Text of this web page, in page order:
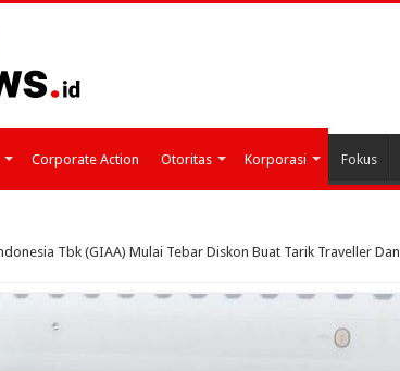
Corporate Action Otoritas Korporasi Fokus
Tbk (GIAA) Mulai Tebar Diskon Buat Tarik Traveller Dan